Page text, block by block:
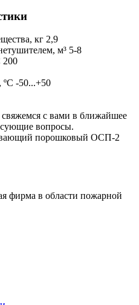
кг 2,9
м³ 5-8
200
ºС -50...+50
с вами в ближайшее
вопросы.
фирма в области пожарной